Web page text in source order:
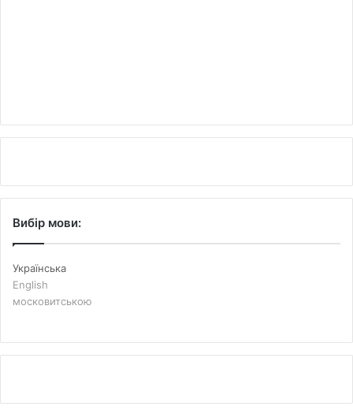
Вибір мови:
Українська
English
московитською